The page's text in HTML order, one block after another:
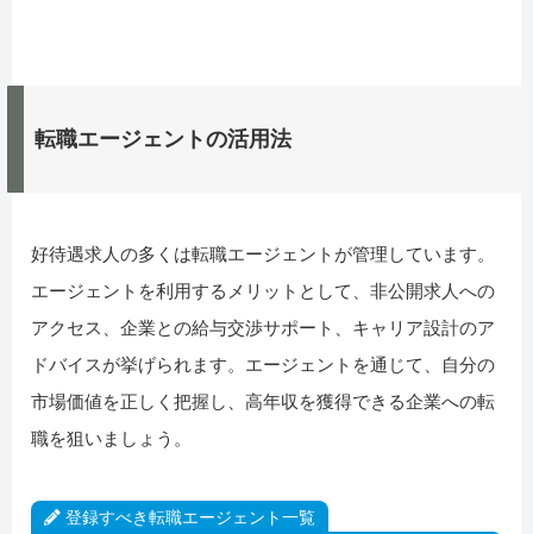
転職エージェントの活用法
好待遇求人の多くは転職エージェントが管理しています。
エージェントを利用するメリットとして、非公開求人への
アクセス、企業との給与交渉サポート、キャリア設計のア
ドバイスが挙げられます。エージェントを通じて、自分の
市場価値を正しく把握し、高年収を獲得できる企業への転
職を狙いましょう。
登録すべき転職エージェント一覧